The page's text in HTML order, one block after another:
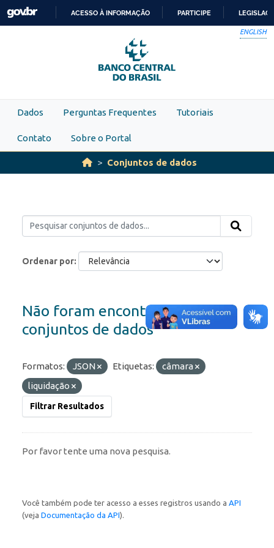
Skip to main content
PARA
O
CONTEÚDO
ACESSO À INFORMAÇÃO PARTICIPE
ENGLISH
Dados Perguntas Frequentes Tutoriais
Contato Sobre o Portal
Conjuntos de dados
Ordenar por
Não foram encontrados
conjuntos de dados
Formatos: JSON Etiquetas:
câmara
liquidação
Filtrar Resultados
Por favor tente uma nova pesquisa.
Você também pode ter acesso a esses registros usando a API
(veja Documentação da API).